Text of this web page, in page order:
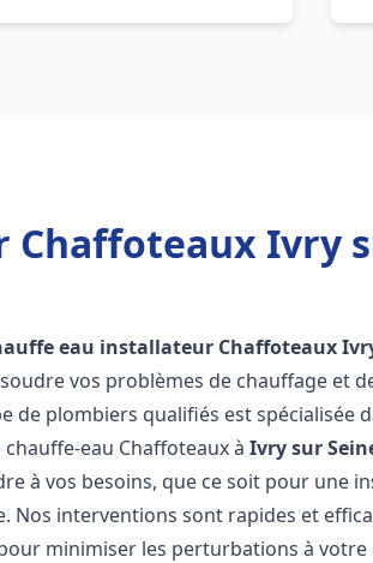
Ivry
eau installateur Chaffoteaux
vos problèmes de chauffage et
de plombiers qualifiés est spécialisée
eau Chaffoteaux àIvry sur
à vos besoins, que ce soit pour une
Nos interventions sont rapides et
minimiser les perturbations à